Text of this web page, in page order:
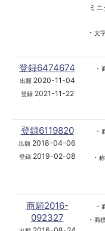
ミ
・ 文
登録6474674
出願2020-11-04
登録2021-11-22
・
登録6119820
出願 2018-04-06
登録2019-02-08
・
・
商願2016-
092327
・
・ 商